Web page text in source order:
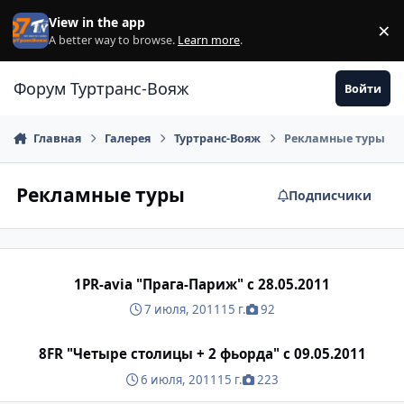
Перейти к содержанию
View in the app
A better way to browse. Learn more. ×
Форум Туртранс-Вояж Войти
Главная Галерея Туртранс-Вояж Рекламные туры
Рекламные туры Подписчики
1PR-avia "Прага-Париж" c 28.05.2011
7 июля, 2011 15 г. 92
8FR "Четыре столицы + 2 фьорда" c 09.05.2011
6 июля, 2011 15 г. 223